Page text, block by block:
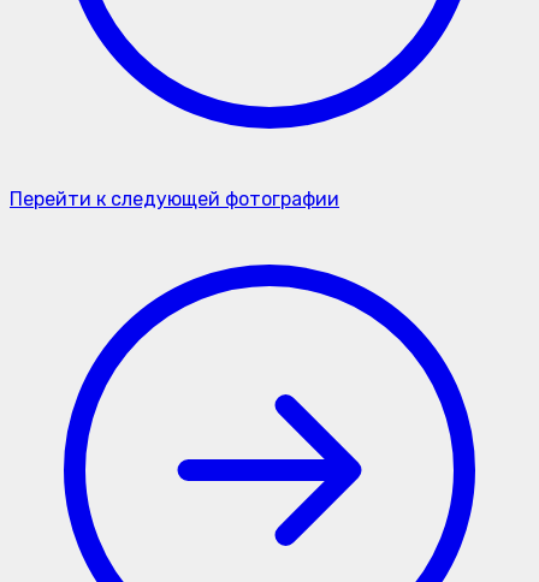
Перейти к следующей фотографии